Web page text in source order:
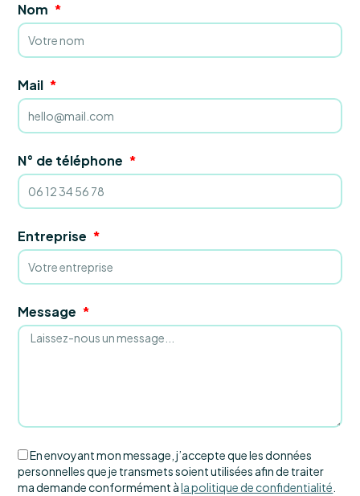
Nom
Mail
N° de téléphone
Entreprise
Message
En envoyant mon message, j’accepte que les données
personnelles que je transmets soient utilisées afin de traiter
ma demande conformément àla politique de confidentialité